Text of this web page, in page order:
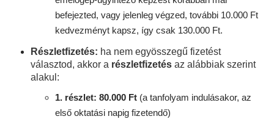
befejezted, vagy jelenleg végzed, további 10.000 Ft
kedvezményt kapsz, így csak 130.000 Ft.
Részletfizetés: ha nem egyösszegű fizetést
választod, akkor a részletfizetés az alábbiak szerint
alakul:
1. részlet: 80.000 Ft (a tanfolyam indulásakor, az
első oktatási napig fizetendő)